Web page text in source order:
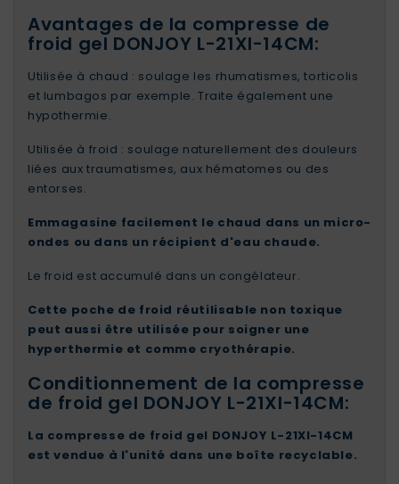
Avantages de la compresse de
froid gel DONJOY L-21Xl-14CM:
Utilisée à chaud : soulage les rhumatismes, torticolis
et lumbagos par exemple. Traite également une
hypothermie.
Utilisée à froid : soulage naturellement des douleurs
liées aux traumatismes, aux hématomes ou des
entorses.
Emmagasine facilement le chaud dans un micro-
ondes ou dans un récipient d'eau chaude.
Le froid est accumulé dans un congélateur.
Cette poche de froid réutilisable non toxique
peut aussi être utilisée pour soigner une
hyperthermie et comme cryothérapie.
Conditionnement de la compresse
de froid gel DONJOY L-21Xl-14CM:
La compresse de froid gel DONJOY L-21Xl-14CM
est vendue à l'unité dans une boîte recyclable.